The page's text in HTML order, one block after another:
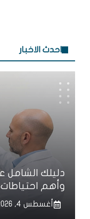
احدث الاخبار
دليلك الشامل
وأهم احتياطات
أغسطس 4, 2026